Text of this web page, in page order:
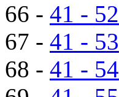
66 - 41 - 52
67 - 41 - 53
68 - 41 - 54